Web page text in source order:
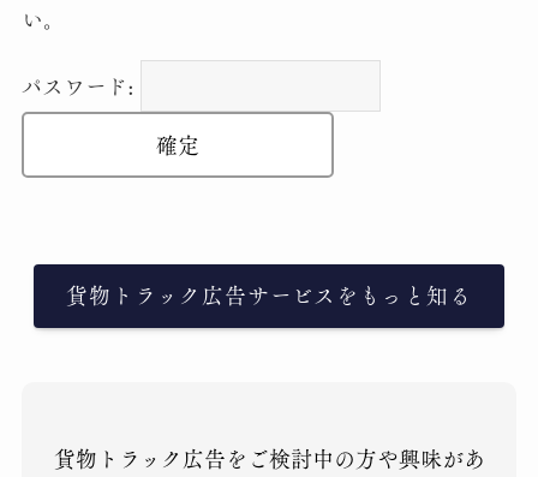
い。
パスワード:
貨物トラック広告サービスをもっと知る
貨物トラック広告をご検討中の方や興味があ